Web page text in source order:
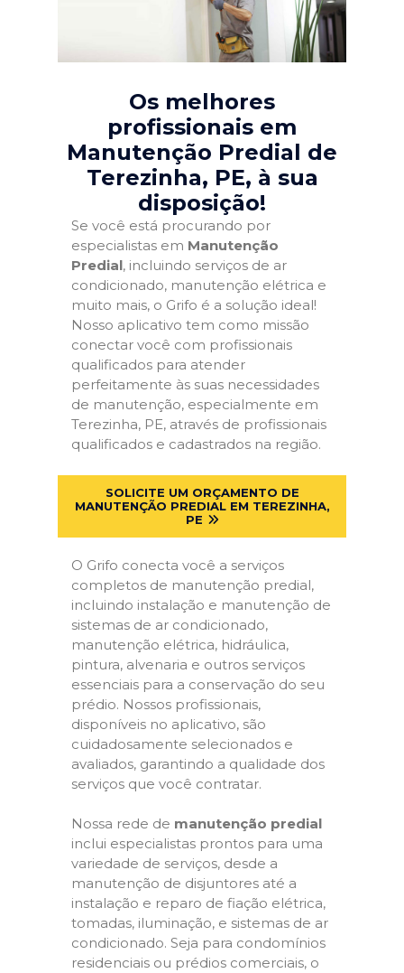
Os melhores
profissionais em
Manutenção Predial de
Terezinha, PE, à sua
disposição!
Se você está procurando por
especialistas em Manutenção
Predial, incluindo serviços de ar
condicionado, manutenção elétrica e
muito mais, o Grifo é a solução ideal!
Nosso aplicativo tem como missão
conectar você com profissionais
qualificados para atender
perfeitamente às suas necessidades
de manutenção, especialmente em
Terezinha, PE, através de profissionais
qualificados e cadastrados na região.
SOLICITE UM ORÇAMENTO DE
MANUTENÇÃO PREDIAL EM TEREZINHA,
PE
O Grifo conecta você a serviços
completos de manutenção predial,
incluindo instalação e manutenção de
sistemas de ar condicionado,
manutenção elétrica, hidráulica,
pintura, alvenaria e outros serviços
essenciais para a conservação do seu
prédio. Nossos profissionais,
disponíveis no aplicativo, são
cuidadosamente selecionados e
avaliados, garantindo a qualidade dos
serviços que você contratar.
Nossa rede de manutenção predial
inclui especialistas prontos para uma
variedade de serviços, desde a
manutenção de disjuntores até a
instalação e reparo de fiação elétrica,
tomadas, iluminação, e sistemas de ar
condicionado. Seja para condomínios
residenciais ou prédios comerciais, o